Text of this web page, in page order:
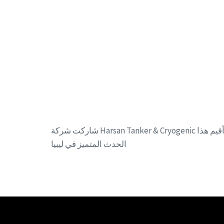
شاركت شركة Harsan Tanker & Cryogenic في معرض بنغازي الخامس للنفط والغاز والبتروكيماويات 2025. أقيم هذا
الحدث المتميز في ليبيا